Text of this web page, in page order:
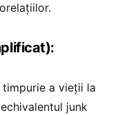
a vieții la
junk